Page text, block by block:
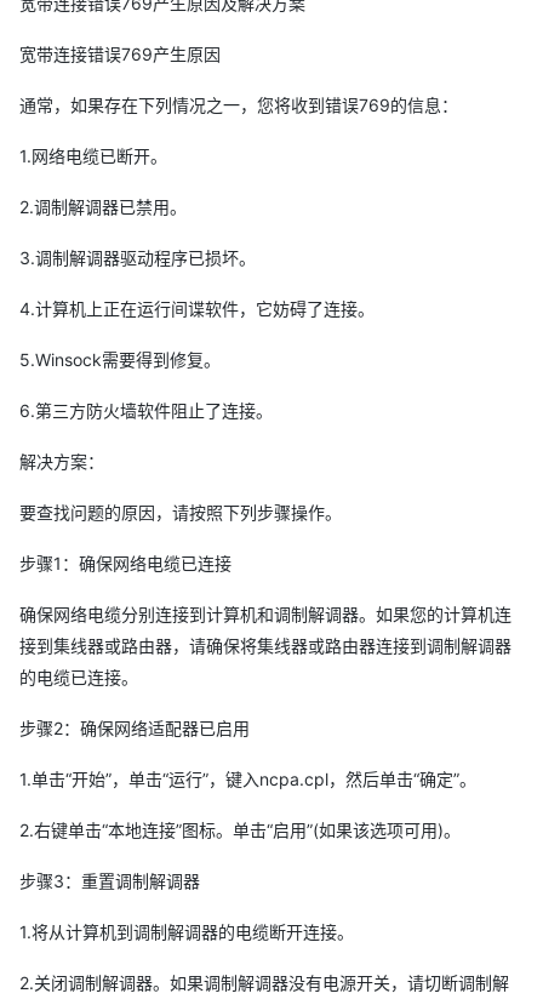
宽带连接错误769产生原因
通常，如果存在下列情况之一，您将收到错误769的信息：
1.网络电缆已断开。
2.调制解调器已禁用。
3.调制解调器驱动程序已损坏。
4.计算机上正在运行间谍软件，它妨碍了连接。
5.Winsock需要得到修复。
6.第三方防火墙软件阻止了连接。
解决方案：
要查找问题的原因，请按照下列步骤操作。
步骤1：确保网络电缆已连接
确保网络电缆分别连接到计算机和调制解调器。如果您的计算机连
接到集线器或路由器，请确保将集线器或路由器连接到调制解调器
的电缆已连接。
步骤2：确保网络适配器已启用
1.单击“开始”，单击“运行”，键入ncpa.cpl，然后单击“确定”。
2.右键单击“本地连接”图标。单击“启用”(如果该选项可用)。
步骤3：重置调制解调器
1.将从计算机到调制解调器的电缆断开连接。
2.关闭调制解调器。如果调制解调器没有电源开关，请切断调制解